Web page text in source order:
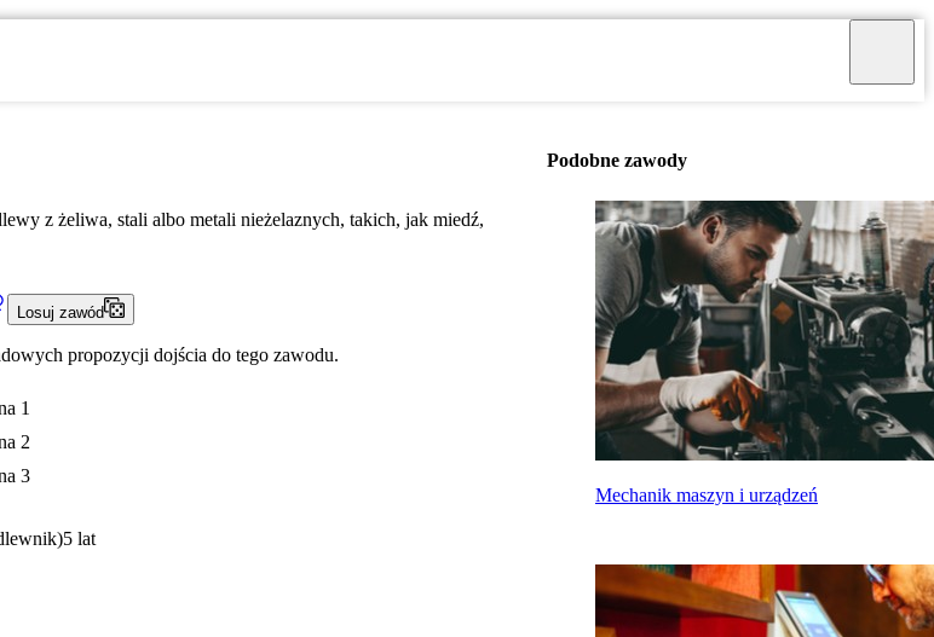
z żeliwa, stali albo metali nieżelaznych, takich, jak miedź,
Losuj zawód
propozycji dojścia do tego zawodu.
1
2
3
5 lat
Podobne zawody
Mechanik maszyn i urządzeń